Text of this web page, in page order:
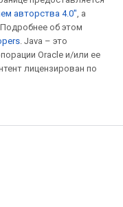
авторства 4.0", а
Подробнее об этом
. Java – это
Oracle и/или ее
лицензирован по